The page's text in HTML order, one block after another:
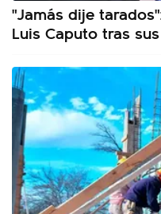
"Jamás dije
Luis Caputo tras